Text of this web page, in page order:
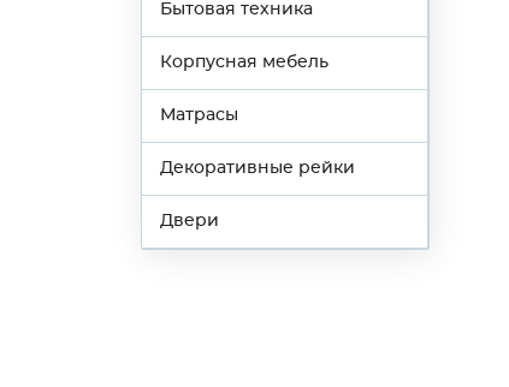
Бытовая техника
Корпусная мебель
Матрасы
Декоративные рейки
Двери